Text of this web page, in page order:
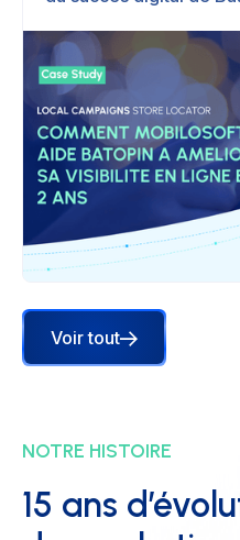
Voir tout
NOTRE HISTOIRE
15 ans